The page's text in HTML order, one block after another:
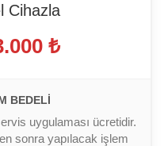
Cihazla
₺
BEDELI
uygulaması ücretidir.
sonra yapılacak işlem